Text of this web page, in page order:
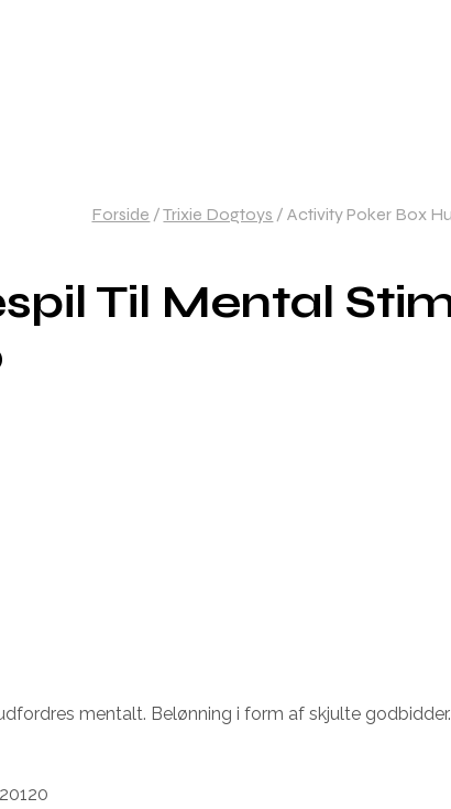
Forside /Trixie Dogtoys / Activity Poker Box
Til Mental
mentalt. Belønning i form af skjulte